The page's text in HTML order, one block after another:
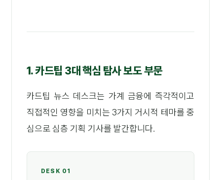
1. 카드팁 3대 핵심 탐사 보도 부문
카드팁 뉴스 데스크는 가계 금융에 즉각적이고
직접적인 영향을 미치는 3가지 거시적 테마를 중
심으로 심층 기획 기사를 발간합니다.
DESK 01